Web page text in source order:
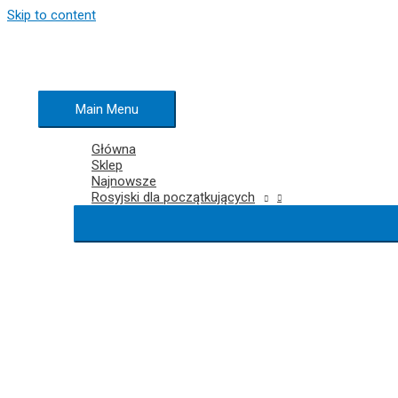
Skip to content
Main Menu
Główna
Sklep
Najnowsze
Rosyjski dla początkujących